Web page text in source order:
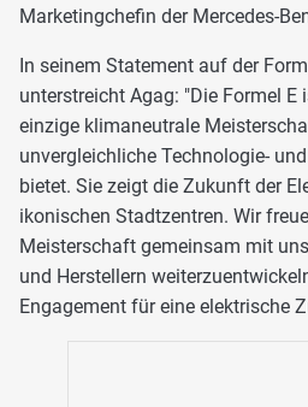
Marketingchefin der Mercedes-
In seinem Statement auf der
unterstreicht Agag: "Die Formel
einzige klimaneutrale
unvergleichliche Technologie-
bietet. Sie zeigt die Zukunft der
ikonischen Stadtzentren. Wir
Meisterschaft gemeinsam mit
und Herstellern
Engagement für eine elektrische